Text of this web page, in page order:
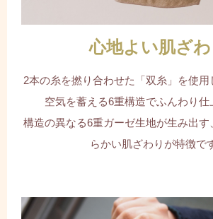
心地よい肌ざわ
2本の糸を撚り合わせた「双糸」を使用
空気を蓄える6重構造でふんわり仕
構造の異なる6重ガーゼ生地が生み出す
らかい肌ざわりが特徴で